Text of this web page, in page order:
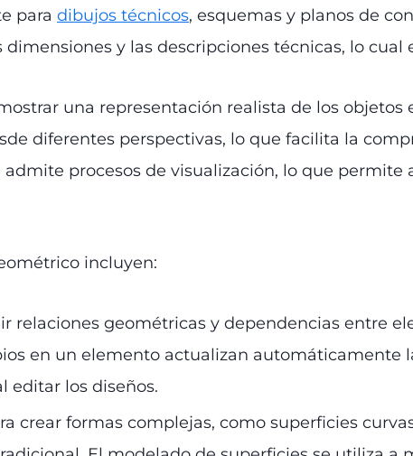
para dibujos técnicos, esquemas y planos de
y las descripciones técnicas, lo
una representación realista de los objetos
diferentes perspectivas, lo que facilita la
procesos de visualización, lo que permite
incluyen:
relaciones geométricas y dependencias entre
en un elemento actualizan automáticamente
editar los diseños.
crear formas complejas, como superficies